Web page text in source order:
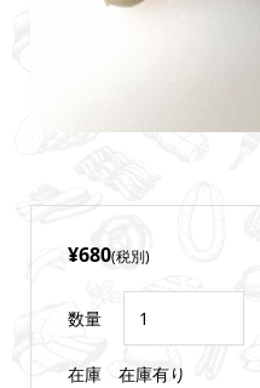
¥680(税別)
数量
在庫 在庫有り